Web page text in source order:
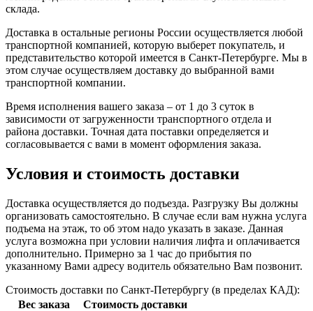
склада.
Доставка в остальные регионы России осуществляется любой
транспортной компанией, которую выберет покупатель, и
представительство которой имеется в Санкт-Петербурге. Мы в
этом случае осуществляем доставку до выбранной вами
транспортной компании.
Время исполнения вашего заказа – от 1 до 3 суток в
зависимости от загруженности транспортного отдела и
района доставки. Точная дата поставки определяется и
согласовывается с вами в момент оформления заказа.
Условия и стоимость доставки
Доставка осуществляется до подъезда. Разгрузку Вы должны
организовать самостоятельно. В случае если вам нужна услуга
подъема на этаж, то об этом надо указать в заказе. Данная
услуга возможна при условии наличия лифта и оплачивается
дополнительно. Примерно за 1 час до прибытия по
указанному Вами адресу водитель обязательно Вам позвонит.
Стоимость доставки по Санкт-Петербургу (в пределах КАД):
Вес заказа
Стоимость доставки